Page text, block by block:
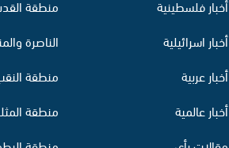
أخبار فلسطينية
أخبار اسرائيلية
أخبار عربية
أخبار عالمية
منطقة
الناصرة
منطقة
منطقة